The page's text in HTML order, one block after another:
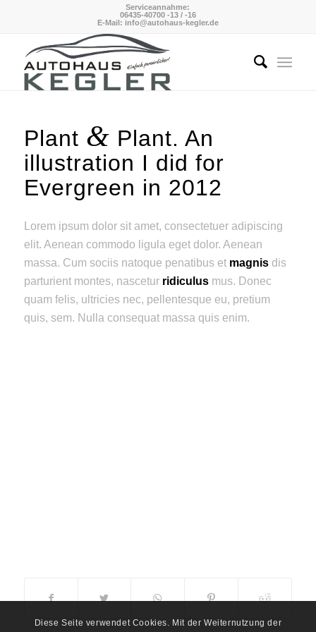
Serviceannahme:
06435-40700 -13 / -16
E-Mail: info@autohaus-kegler.de
Plant & Plant. An
illustration I did for
Evergreen in 2012
Lorem ipsum dolor sit amet, consectetuer adipiscing
elit. Aenean commodo ligula eget dolor. Aenean
massa. Cum sociis natoque penatibus et magnisdis
parturient montes, nascetur ridiculusmus. Donec
quam felis, ultricies nec, pellentesque eu, pretium
quis, sem. Nulla consequat massa quis enim.
Diese Seite verwendet Cookies. Mit der Weiternutzung der